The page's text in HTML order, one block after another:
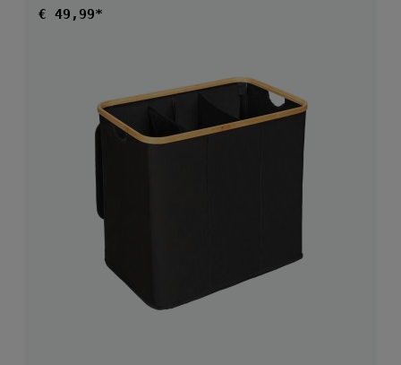
Regulärer Preis:
€ 49,99*